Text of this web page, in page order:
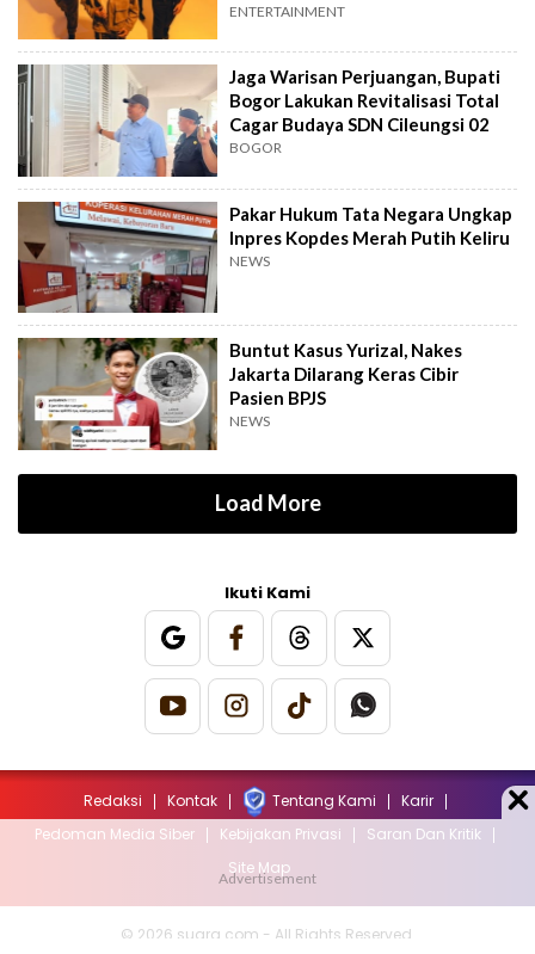
ENTERTAINMENT
Jaga Warisan Perjuangan, Bupati
Bogor Lakukan Revitalisasi Total
Cagar Budaya SDN Cileungsi 02
BOGOR
Pakar Hukum Tata Negara Ungkap
Inpres Kopdes Merah Putih Keliru
NEWS
Buntut Kasus Yurizal, Nakes
Jakarta Dilarang Keras Cibir
Pasien BPJS
NEWS
Load More
Ikuti Kami
Redaksi Kontak Tentang Kami
Karir
Pedoman Media Siber
Kebijakan Privasi
Saran Dan Kritik
Site Map
© 2026 suara.com - All Rights Reserved.